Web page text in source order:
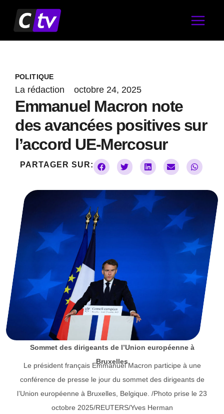
contenu
POLITIQUE
La rédaction octobre 24, 2025
Emmanuel Macron note
des avancées positives sur
l’accord UE-Mercosur
PARTAGER SUR:
Sommet des dirigeants de l’Union européenne à
Bruxelles
Le président français Emmanuel Macron participe à une
conférence de presse le jour du sommet des dirigeants de
l’Union européenne à Bruxelles, Belgique. /Photo prise le 23
octobre 2025/REUTERS/Yves Herman